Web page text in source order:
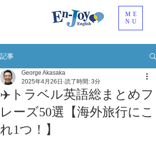
ME
NU
記事
✈️トラベル英語総まとめフ
レーズ50選【海外旅行にこ
れ1つ！】
George Akasaka
2025年4月26日 読了時間: 3分